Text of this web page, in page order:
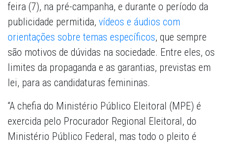
feira (7), na pré-campanha, e durante o período da
publicidade permitida, vídeos e áudios com
orientações sobre temas específicos, que sempre
são motivos de dúvidas na sociedade. Entre eles, os
limites da propaganda e as garantias, previstas em
lei, para as candidaturas femininas.
“A chefia do Ministério Público Eleitoral (MPE) é
exercida pelo Procurador Regional Eleitoral, do
Ministério Público Federal, mas todo o pleito é